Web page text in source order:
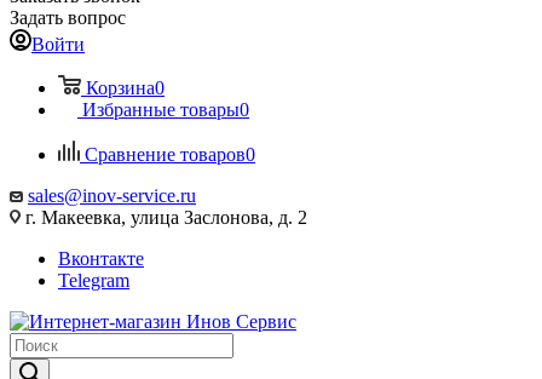
Задать вопрос
Войти
Корзина0
Избранные товары0
Сравнение товаров0
sales@inov-service.ru
г. Макеевка, улица Заслонова, д. 2
Вконтакте
Telegram